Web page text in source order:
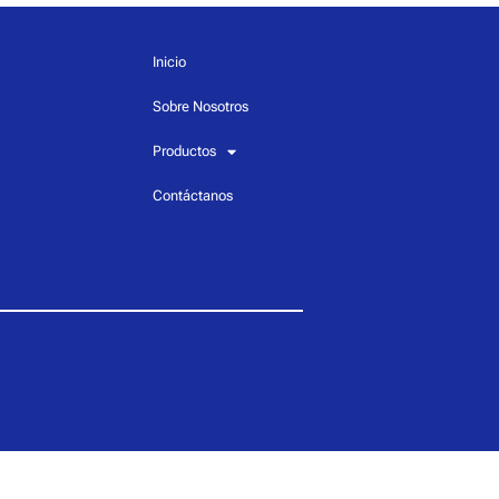
Inicio
Sobre Nosotros
Productos
Contáctanos